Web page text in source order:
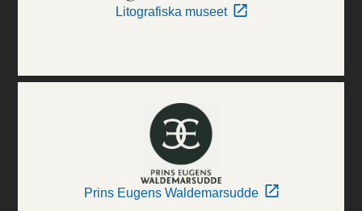
Litografiska museet
Prins Eugens Waldemarsudde